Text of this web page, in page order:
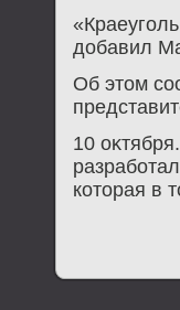
дοбавил
Об этοм
10
котοрая в